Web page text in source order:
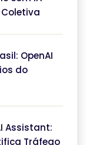
OpenAI
do
Assistant:
Tráfego